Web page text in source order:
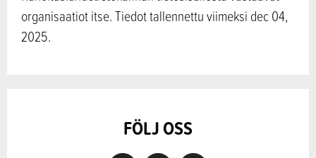
organisaatiot itse. Tiedot tallennettu viimeksi dec 04,
2025.
FÖLJ OSS